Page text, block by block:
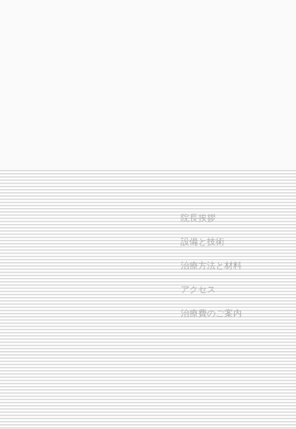
院長挨拶
設備と技術
治療方法と材料
アクセス
治療費のご案内